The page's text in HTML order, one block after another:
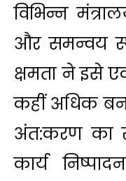
विभिन्न
और समन्वय
क्षमता ने इसे
कहीं अधिक
अंत:करण का
कार्य